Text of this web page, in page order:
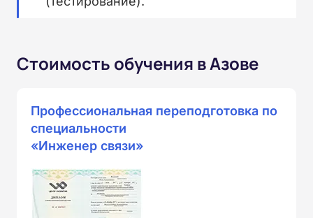
Стоимость обучения в Азове
Профессиональная переподготовка по
специальности
«Инженер связи»